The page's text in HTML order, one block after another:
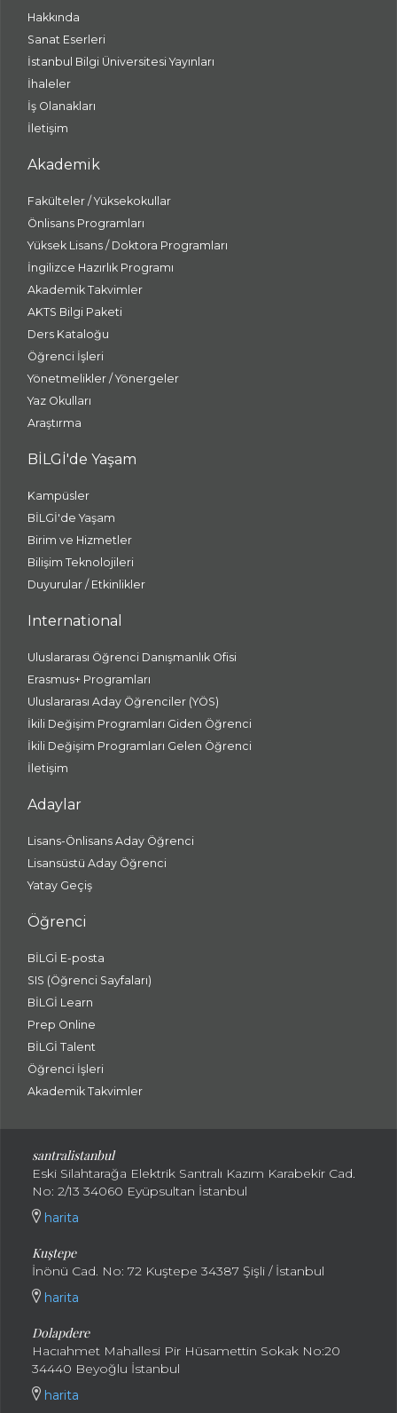
Hakkında
Sanat Eserleri
İstanbul Bilgi Üniversitesi Yayınları
İhaleler
İş Olanakları
İletişim
Akademik
Fakülteler / Yüksekokullar
Önlisans Programları
Yüksek Lisans / Doktora Programları
İngilizce Hazırlık Programı
Akademik Takvimler
AKTS Bilgi Paketi
Ders Kataloğu
Öğrenci İşleri
Yönetmelikler / Yönergeler
Yaz Okulları
Araştırma
BİLGİ'de Yaşam
Kampüsler
BİLGİ'de Yaşam
Birim ve Hizmetler
Bilişim Teknolojileri
Duyurular / Etkinlikler
International
Uluslararası Öğrenci Danışmanlık Ofisi
Erasmus+ Programları
Uluslararası Aday Öğrenciler (YÖS)
İkili Değişim Programları Giden Öğrenci
İkili Değişim Programları Gelen Öğrenci
İletişim
Adaylar
Lisans-Önlisans Aday Öğrenci
Lisansüstü Aday Öğrenci
Yatay Geçiş
Öğrenci
BİLGİ E-posta
SIS (Öğrenci Sayfaları)
BİLGİ Learn
Prep Online
BİLGİ Talent
Öğrenci İşleri
Akademik Takvimler
santralistanbul
Eski Silahtarağa Elektrik Santralı Kazım Karabekir Cad.
No: 2/13 34060 Eyüpsultan İstanbul
harita
Kuştepe
İnönü Cad. No: 72 Kuştepe 34387 Şişli / İstanbul
harita
Dolapdere
Hacıahmet Mahallesi Pir Hüsamettin Sokak No:20
34440 Beyoğlu İstanbul
harita